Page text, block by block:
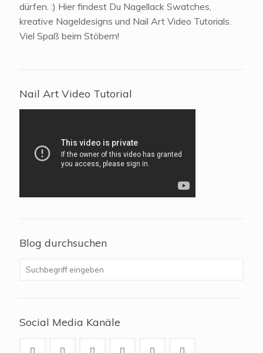
dürfen. :) Hier findest Du Nagellack Swatches,
kreative Nageldesigns und Nail Art Video Tutorials.
Viel Spaß beim Stöbern!
Nail Art Video Tutorial
Blog durchsuchen
Social Media Kanäle